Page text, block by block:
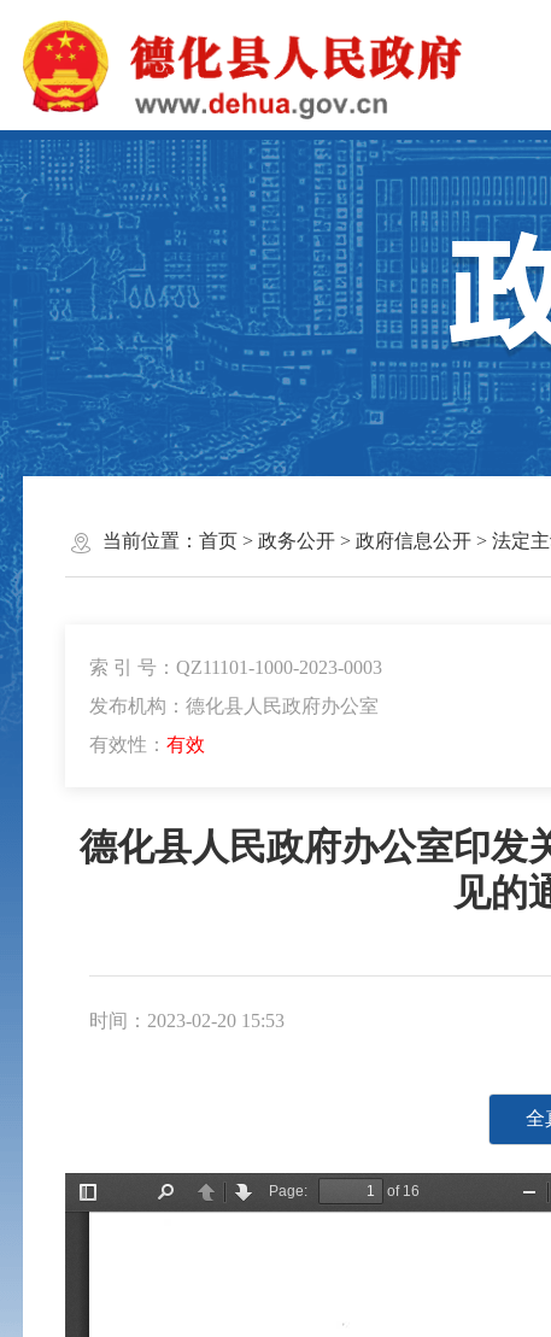
当前位置： 首页> 政务公开> 政府信息公开> 法定
索 引 号：QZ11101-1000-2023-0003
发布机构：德化县人民政府办公室
有效性： 有效
德化县人民政府办公室印发
见的
时间：2023-02-20 15:53
全